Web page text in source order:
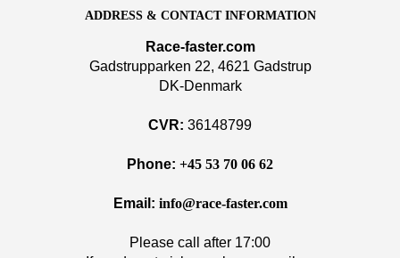
ADDRESS & CONTACT INFORMATION
Race-faster.com
Gadstrupparken 22, 4621 Gadstrup
DK-Denmark
CVR: 36148799
Phone: +45 53 70 06 62
Email: info@race-faster.com
Please call after 17:00